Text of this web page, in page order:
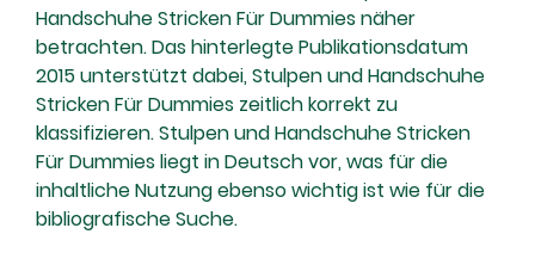
Handschuhe Stricken Für Dummies näher
betrachten. Das hinterlegte Publikationsdatum
2015 unterstützt dabei, Stulpen und Handschuhe
Stricken Für Dummies zeitlich korrekt zu
klassifizieren. Stulpen und Handschuhe Stricken
Für Dummies liegt in Deutsch vor, was für die
inhaltliche Nutzung ebenso wichtig ist wie für die
bibliografische Suche.